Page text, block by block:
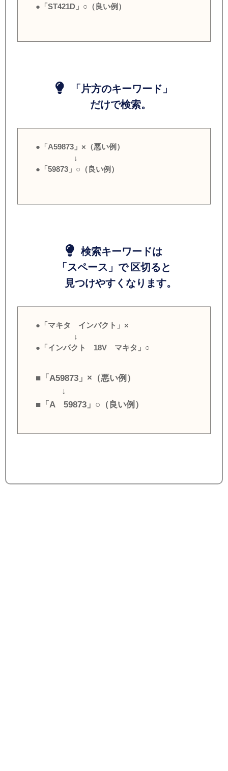
●「ST421D」○（良い例）
「片方のキーワード」
だけで検索。
●「A59873」×（悪い例）
↓
●「59873」○（良い例）
検索キーワードは
「スペース」で 区切ると
見つけやすくなります。
●「マキタ インパクト」×
↓
●「インパクト 18V マキタ」○
■「A59873」×（悪い例）
↓
■「A 59873」○（良い例）